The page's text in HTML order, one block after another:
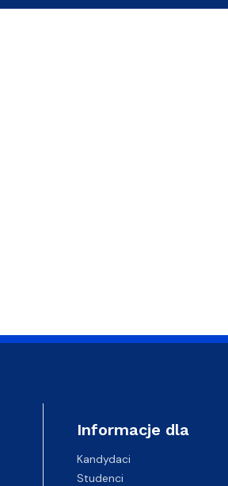
Informacje dla
Kandydaci
Studenci